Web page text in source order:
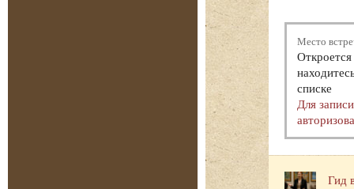
Место
списке
Для
Гид